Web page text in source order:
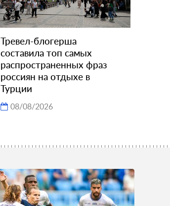
Тревел-блогерша
составила топ самых
распространенных фраз
россиян на отдыхе в
Турции
08/08/2026